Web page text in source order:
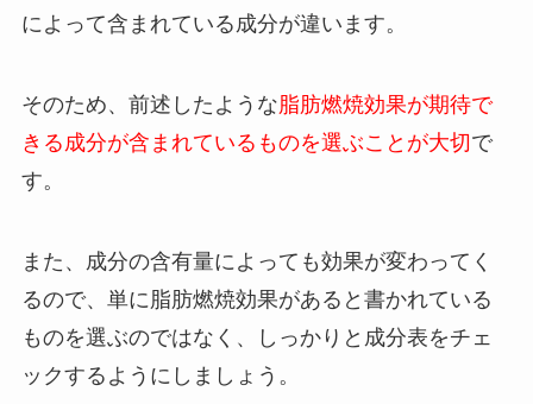
によって含まれている成分が違います。
そのため、前述したような脂肪燃焼効果が期待で
きる成分が含まれているものを選ぶことが大切 で
す。
また、成分の含有量によっても効果が変わってく
るので、単に脂肪燃焼効果があると書かれている
ものを選ぶのではなく、しっかりと成分表をチェ
ックするようにしましょう。